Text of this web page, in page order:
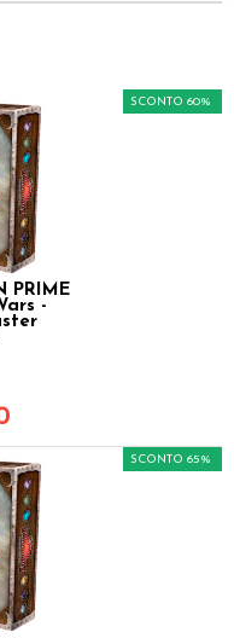
PRIME
-
SCONTO 60%
SCONTO 65%